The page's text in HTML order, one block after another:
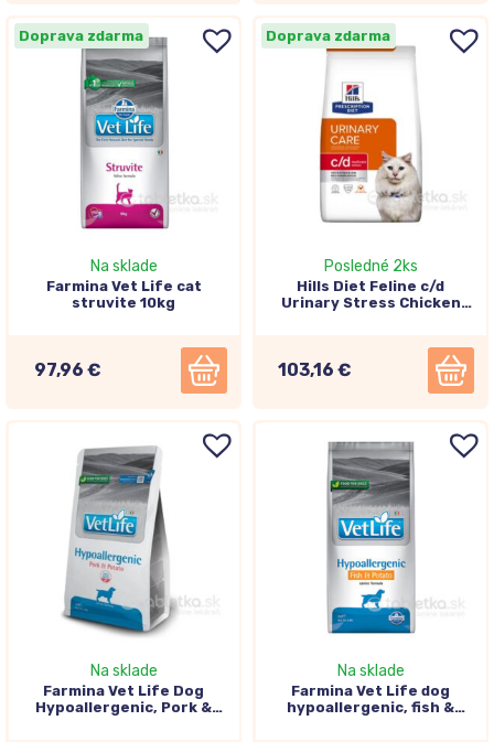
Doprava zdarma
Na sklade
Farmina Vet Life cat
struvite 10kg
97,96 €
Doprava zdarma
Posledné 2ks
Hills Diet Feline c/d
Urinary Stress Chicken
103,16 €
Na sklade
Farmina Vet Life Dog
Hypoallergenic, Pork &
Na sklade
Farmina Vet Life dog
hypoallergenic, fish &